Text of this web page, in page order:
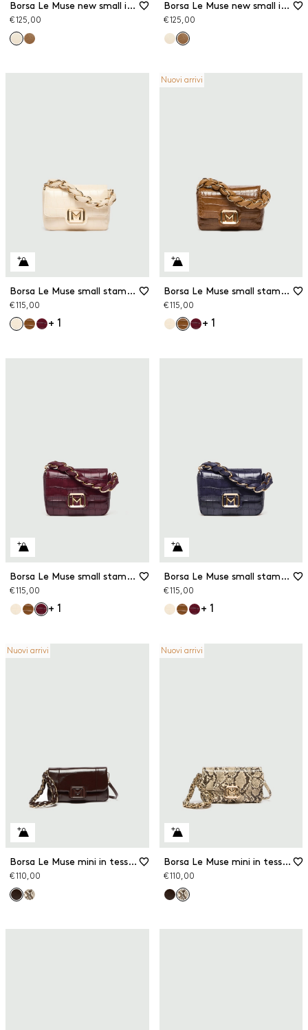
Borsa Le Muse new small in tessuto spalmato
€ 125,00
Borsa Le Muse new small in tessuto spalmato
€ 125,00
Borsa Le Muse small stampa coccodrillo
€ 115,00
+ 1
Nuovi arrivi
Borsa Le Muse small stampa coccodrillo
€ 115,00
+ 1
Borsa Le Muse small stampa coccodrillo
€ 115,00
+ 1
Borsa Le Muse small stampa coccodrillo
€ 115,00
+ 1
Nuovi arrivi
Borsa Le Muse mini in tessuto spalmato
€ 110,00
Nuovi arrivi
Borsa Le Muse mini in tessuto spalmato
€ 110,00